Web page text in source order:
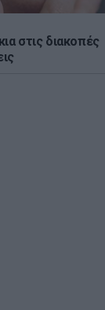
στις διακοπές